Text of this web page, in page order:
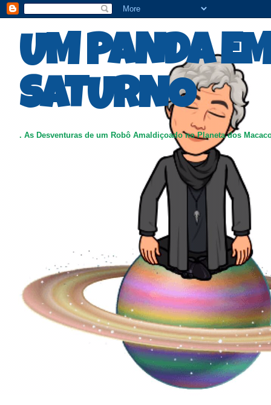
UM PANDA
SATURNO
. As Desventuras de um Robô Amaldiçoado no Planeta dos